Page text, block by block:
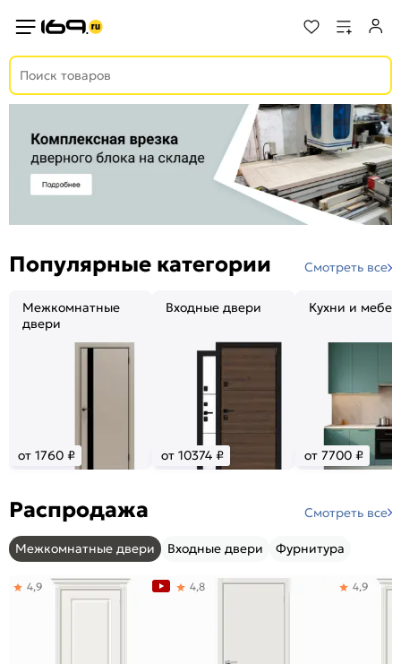
Популярные категории Смотреть все
Межкомнатные
двери
от 1760 ₽
Входные двери
от 10374 ₽
Кухни и
от 7700 ₽
Распродажа Смотреть все
Межкомнатные двери Входные двери Фурнитура
4,9 4,8 4,9